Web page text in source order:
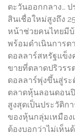
ตะวันออกกลาง…
สินเชื่อใหม่สูงถึง
หน้าช่วยคนไทยมี
พร้อมดำเนินการต
ดอลลาร์สหรัฐแข็ง
ขายที่ตลาดปริวรร
ดอลลาร์พุ่งขึ้นสู่ระ
ตลาดหุ้นลอนดอนปิ
สูงสุดเป็นประวัติก
ของหุ้นกลุ่มเหมือง
ต้องบอกว่าไม่เห็น